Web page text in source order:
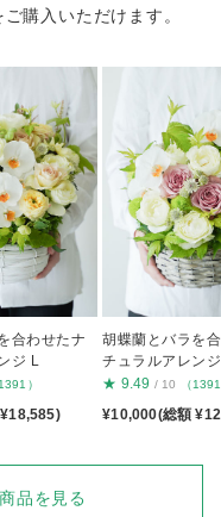
購入いただけます。
合わせたナ
ジ L
）
胡蝶蘭とバラを
チュラルアレン
★ 9.49 / 10 （
¥10,000(総額
品を見る